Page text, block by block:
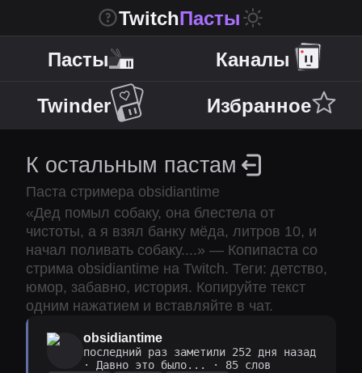
TwitchПасты
Пасты
Каналы
Twinder Избранное
К остальным пастам
Паста стримера obsidiantime
«Дед помыл собаку, она блестела от
чистоты, а я взял банку мёда, литров 10, и
начал поливать собаку. ...» — Копипаста со
стрима obsidiantime на Twitch. Теги: детство,
юмор, забавно, история. Копируйте текст
одним нажатием и вставляйте в чат.
obsidiantime
последний раз заметили 252 дня назад
·
Давно это было...
· 85 слов